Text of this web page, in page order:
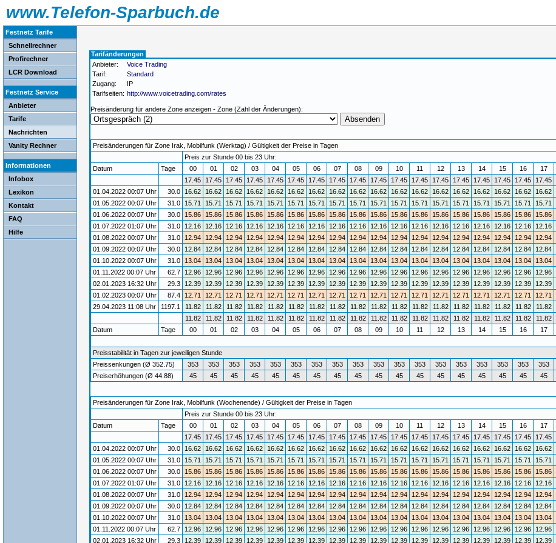
www.Telefon-Sparbuch.de
Festnetz Tarife
Schnellrechner
Profirechner
LCR Download
Festnetz Service
Anbieter
Tarife
Nachrichten
Vanity Rechner
Informationen
Infobox
Lexikon
Kontakt
FAQ
Hilfe
Tarifänderungen
Anbieter:
Voice Trading
Tarif:
Standard
Zugang:
IP
Tarifseiten: http://www.voicetrading.com/rates
Preisänderung für andere Zone anzeigen - Zone (Zahl der Änderungen):
Preisänderungen für Zone Irak, Mobilfunk (Werktag) / Gültigkeit der Preise in Tagen
Preis zur Stunde 00 bis 23 Uhr:
Datum
Tage 00 01 02 03 04 05 06 07 08 09 10 11 12 13 14 15 16 17
17.45
17.45 17.45 17.45 17.45 17.45 17.45 17.45 17.45 17.45 17.45 17.45 17.45 17.45 17.45 17.45 17.45 17.45
01.04.2022 00:07 Uhr
30.0 16.62 16.62 16.62 16.62 16.62 16.62 16.62 16.62 16.62 16.62 16.62 16.62 16.62 16.62 16.62 16.62 16.62 16.62
01.05.2022 00:07 Uhr
31.0 15.71 15.71 15.71 15.71 15.71 15.71 15.71 15.71 15.71 15.71 15.71 15.71 15.71 15.71 15.71 15.71 15.71 15.71
01.06.2022 00:07 Uhr
30.0 15.86 15.86 15.86 15.86 15.86 15.86 15.86 15.86 15.86 15.86 15.86 15.86 15.86 15.86 15.86 15.86 15.86 15.86
01.07.2022 01:07 Uhr
31.0 12.16 12.16 12.16 12.16 12.16 12.16 12.16 12.16 12.16 12.16 12.16 12.16 12.16 12.16 12.16 12.16 12.16 12.16
01.08.2022 00:07 Uhr
31.0 12.94 12.94 12.94 12.94 12.94 12.94 12.94 12.94 12.94 12.94 12.94 12.94 12.94 12.94 12.94 12.94 12.94 12.94
01.09.2022 00:07 Uhr
30.0 12.84 12.84 12.84 12.84 12.84 12.84 12.84 12.84 12.84 12.84 12.84 12.84 12.84 12.84 12.84 12.84 12.84 12.84
01.10.2022 00:07 Uhr
31.0 13.04 13.04 13.04 13.04 13.04 13.04 13.04 13.04 13.04 13.04 13.04 13.04 13.04 13.04 13.04 13.04 13.04 13.04
01.11.2022 00:07 Uhr
62.7 12.96 12.96 12.96 12.96 12.96 12.96 12.96 12.96 12.96 12.96 12.96 12.96 12.96 12.96 12.96 12.96 12.96 12.96
02.01.2023 16:32 Uhr
29.3 12.39 12.39 12.39 12.39 12.39 12.39 12.39 12.39 12.39 12.39 12.39 12.39 12.39 12.39 12.39 12.39 12.39 12.39
01.02.2023 00:07 Uhr
87.4 12.71 12.71 12.71 12.71 12.71 12.71 12.71 12.71 12.71 12.71 12.71 12.71 12.71 12.71 12.71 12.71 12.71 12.71
29.04.2023 11:08 Uhr
1197.1 11.82 11.82 11.82 11.82 11.82 11.82 11.82 11.82 11.82 11.82 11.82 11.82 11.82 11.82 11.82 11.82 11.82 11.82
11.82
11.82 11.82 11.82 11.82 11.82 11.82 11.82 11.82 11.82 11.82 11.82 11.82 11.82 11.82 11.82 11.82 11.82
Datum
Tage 00 01 02 03 04 05 06 07 08 09 10 11 12 13 14 15 16 17
Preisstabilität in Tagen zur jeweiligen Stunde
Preissenkungen (Ø 352.75)
353 353 353 353 353 353 353 353 353 353 353 353 353 353 353 353 353 353
Preiserhöhungen (Ø 44.88)
45 45 45 45 45 45 45 45 45 45 45 45 45 45 45 45 45 45
Preisänderungen für Zone Irak, Mobilfunk (Wochenende) / Gültigkeit der Preise in Tagen
Preis zur Stunde 00 bis 23 Uhr:
Datum
Tage 00 01 02 03 04 05 06 07 08 09 10 11 12 13 14 15 16 17
17.45
17.45 17.45 17.45 17.45 17.45 17.45 17.45 17.45 17.45 17.45 17.45 17.45 17.45 17.45 17.45 17.45 17.45
01.04.2022 00:07 Uhr
30.0 16.62 16.62 16.62 16.62 16.62 16.62 16.62 16.62 16.62 16.62 16.62 16.62 16.62 16.62 16.62 16.62 16.62 16.62
01.05.2022 00:07 Uhr
31.0 15.71 15.71 15.71 15.71 15.71 15.71 15.71 15.71 15.71 15.71 15.71 15.71 15.71 15.71 15.71 15.71 15.71 15.71
01.06.2022 00:07 Uhr
30.0 15.86 15.86 15.86 15.86 15.86 15.86 15.86 15.86 15.86 15.86 15.86 15.86 15.86 15.86 15.86 15.86 15.86 15.86
01.07.2022 01:07 Uhr
31.0 12.16 12.16 12.16 12.16 12.16 12.16 12.16 12.16 12.16 12.16 12.16 12.16 12.16 12.16 12.16 12.16 12.16 12.16
01.08.2022 00:07 Uhr
31.0 12.94 12.94 12.94 12.94 12.94 12.94 12.94 12.94 12.94 12.94 12.94 12.94 12.94 12.94 12.94 12.94 12.94 12.94
01.09.2022 00:07 Uhr
30.0 12.84 12.84 12.84 12.84 12.84 12.84 12.84 12.84 12.84 12.84 12.84 12.84 12.84 12.84 12.84 12.84 12.84 12.84
01.10.2022 00:07 Uhr
31.0 13.04 13.04 13.04 13.04 13.04 13.04 13.04 13.04 13.04 13.04 13.04 13.04 13.04 13.04 13.04 13.04 13.04 13.04
01.11.2022 00:07 Uhr
62.7 12.96 12.96 12.96 12.96 12.96 12.96 12.96 12.96 12.96 12.96 12.96 12.96 12.96 12.96 12.96 12.96 12.96 12.96
02.01.2023 16:32 Uhr
29.3 12.39 12.39 12.39 12.39 12.39 12.39 12.39 12.39 12.39 12.39 12.39 12.39 12.39 12.39 12.39 12.39 12.39 12.39